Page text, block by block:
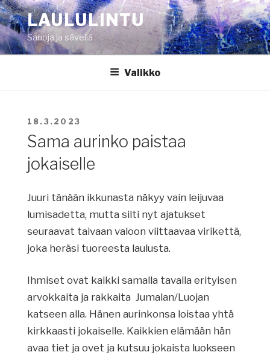
Siirry
sisältöönLAULULINTU
Sanoja ja säveliä
Valikko
JULKAISTU
18.3.2023
Sama aurinko paistaa
jokaiselle
Juuri tänään ikkunasta näkyy vain leijuvaa
lumisadetta, mutta silti nyt ajatukset
seuraavat taivaan valoon viittaavaa virikettä,
joka heräsi tuoreesta laulusta.
Ihmiset ovat kaikki samalla tavalla erityisen
arvokkaita ja rakkaita Jumalan/Luojan
katseen alla. Hänen aurinkonsa loistaa yhtä
kirkkaasti jokaiselle. Kaikkien elämään hän
avaa tiet ja ovet ja kutsuu jokaista luokseen